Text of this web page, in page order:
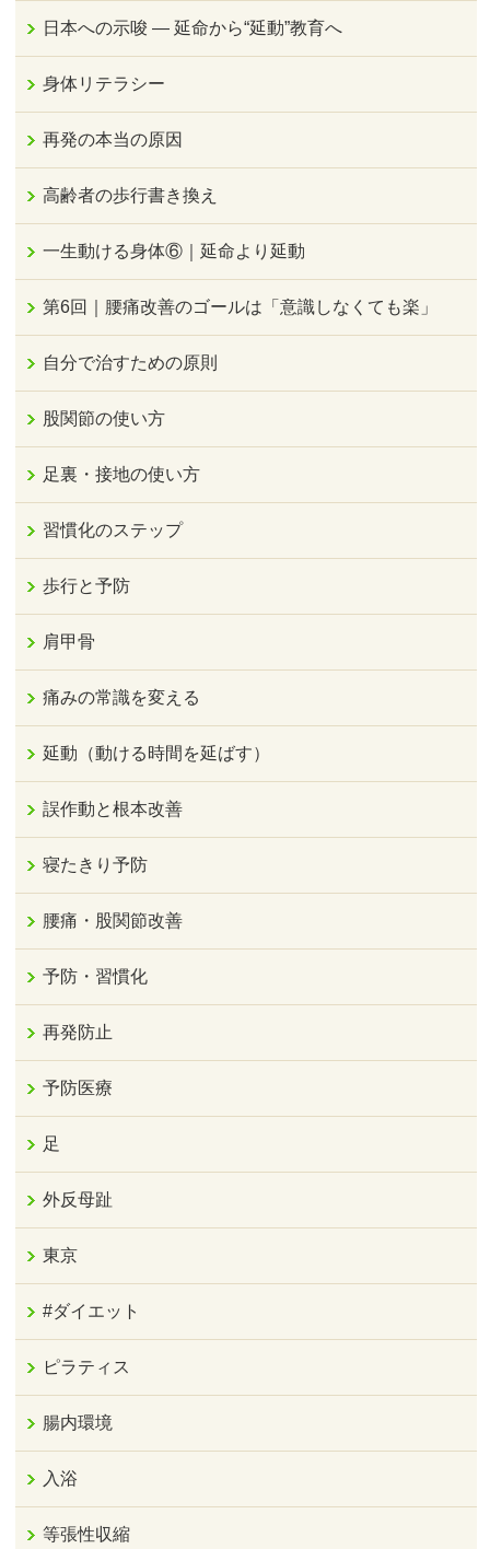
日本への示唆 ― 延命から“延動”教育へ
身体リテラシー
再発の本当の原因
高齢者の歩行書き換え
一生動ける身体⑥｜延命より延動
第6回｜腰痛改善のゴールは「意識しなくても楽」
自分で治すための原則
股関節の使い方
足裏・接地の使い方
習慣化のステップ
歩行と予防
肩甲骨
痛みの常識を変える
延動（動ける時間を延ばす）
誤作動と根本改善
寝たきり予防
腰痛・股関節改善
予防・習慣化
再発防止
予防医療
足
外反母趾
東京
#ダイエット
ピラティス
腸内環境
入浴
等張性収縮